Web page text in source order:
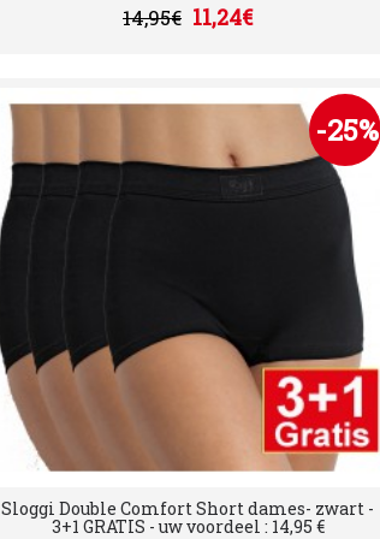
14,95€ 11,24€
-25%
Sloggi Double Comfort Short dames- zwart -
3+1 GRATIS - uw voordeel : 14,95 €